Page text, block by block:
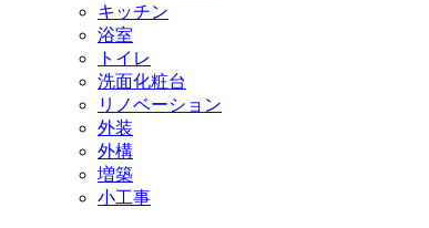
キッチン
浴室
トイレ
洗面化粧台
リノベーション
外装
外構
増築
小工事